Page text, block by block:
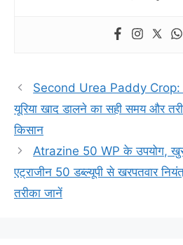
Second Urea Paddy Crop:
यूरिया खाद डालने का सही समय और
किसान
Atrazine 50 WP के उपयोग,
एट्राजीन 50 डब्ल्यूपी से खरपतवार
तरीका जानें